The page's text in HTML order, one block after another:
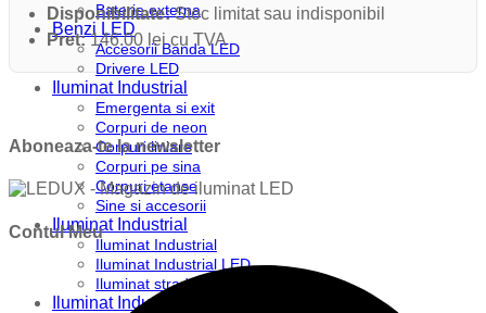
Baterie externa
Benzi LED
Accesorii Banda LED
Drivere LED
Iluminat Industrial
Emergenta si exit
Corpuri de neon
Corpuri liniare
Corpuri pe sina
Corpuri etanse
Sine si accesorii
Iluminat Industrial
Iluminat Industrial
Iluminat Industrial LED
Iluminat stradal
Iluminat Industrial
Disponibilitate:Stoc limitat sau indisponibil
Pret:146.00 lei cu TVA
Aboneaza-te la newsletter
Contul Meu